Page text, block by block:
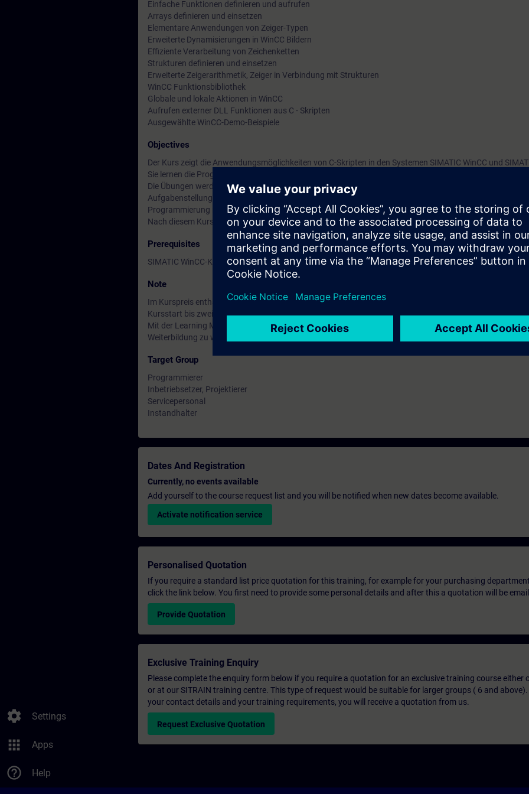
settings Settings
apps Apps
help_outline Help
Einfache Funktionen definieren und aufrufen
Arrays definieren und einsetzen
Elementare Anwendungen von Zeiger-Typen
Erweiterte Dynamisierungen in WinCC Bildern
Effiziente Verarbeitung von Zeichenketten
Strukturen definieren und einsetzen
Erweiterte Zeigerarithmetik, Zeiger in Verbindung mit Strukturen
WinCC Funktionsbibliothek
Globale und lokale Aktionen in WinCC
Aufrufen externer DLL Funktionen aus C - Skripten
Ausgewählte WinCC-Demo-Beispiele
Objectives
Der Kurs zeigt die Anwendungsmöglichkeiten von C-Skripten in den Systemen SIMATIC WinCC und
Sie lernen die Programmiersprache C im SIMATIC- Umfeld kennen.
Die Übungen werden direkt in der C-Programmier-Umgebung von WinCC V6 anhand von praxisbezogenen
Aufgabenstellungen durchgeführt. Sie haben damit die Gelegenheit, umfangreiche praktische Erfahrung
Programmierung mit WinCC zu sammeln.
Nach diesem Kurs können Sie C-Skripte schreiben und verstehen.
Prerequisites
SIMATIC WinCC-Kenntnisse entsprechend ST-BWINCCS
Note
Im Kurspreis enthalten: Kostenloser Zugang zur digitalen Lernplattform
Kursstart bis zwei Wochen nach Kursende.
Mit der Learning Membership können Sie die Inhalte dieses Learning Events vertiefen oder wiederholen
Weiterbildung zu weiteren interessanten Themen fortsetzen.
Target Group
Programmierer
Inbetriebsetzer, Projektierer
Servicepersonal
Instandhalter
Dates And Registration
Currently, no events available
Add yourself to the course request list and you will be notified when new dates become available.
Activate notification service
Personalised Quotation
If you require a standard list price quotation for this training, for example for your purchasing
click the link below. You first need to provide some personal details and after this a quotation will be
Provide Quotation
Exclusive Training Enquiry
Please complete the enquiry form below if you require a quotation for an exclusive training course either
or at our SITRAIN training centre. This type of request would be suitable for larger groups ( 6 and
your contact details and your training requirements, you will receive a quotation from us.
Request Exclusive Quotation